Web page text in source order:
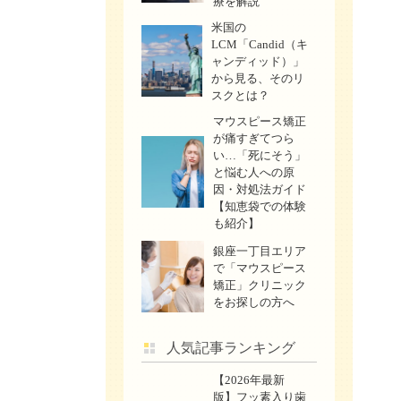
米国の
LCM「Candid（キ
ャンディッド）」
から見る、そのリ
スクとは？
マウスピース矯正
が痛すぎてつら
い…「死にそう」
と悩む人への原
因・対処法ガイド
【知恵袋での体験
も紹介】
銀座一丁目エリア
で「マウスピース
矯正」クリニック
をお探しの方へ
人気記事ランキング
【2026年最新
版】フッ素入り歯